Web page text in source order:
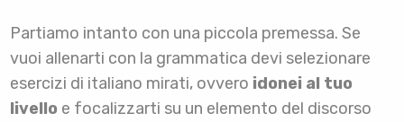
Partiamo intanto con una piccola premessa. Se
vuoi allenarti con la grammatica devi selezionare
esercizi di italiano mirati, ovvero idonei al tuo
livello e focalizzarti su un elemento del discorso